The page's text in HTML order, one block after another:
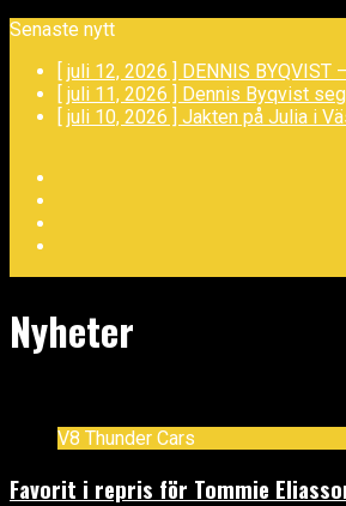
Senaste nytt
[ juli 12, 2026 ] DENNIS BYQVIST
[ juli 11, 2026 ] Dennis Byqvist
[ juli 10, 2026 ] Jakten på Julia i
Nyheter
V8 Thunder Cars
Favorit i repris för Tommie